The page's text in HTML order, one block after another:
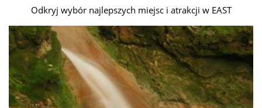
Odkryj wybór najlepszych miejsc i atrakcji w EAST